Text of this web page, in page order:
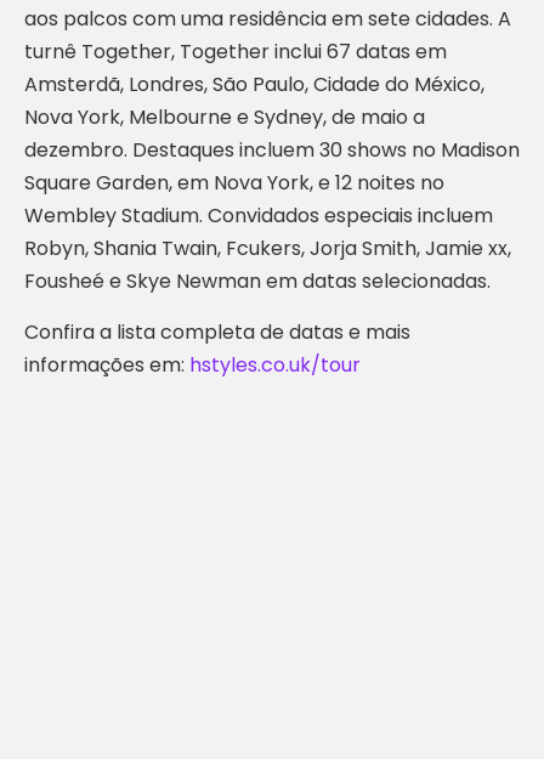
aos palcos com uma residência em sete cidades. A
turnê Together, Together inclui 67 datas em
Amsterdã, Londres, São Paulo, Cidade do México,
Nova York, Melbourne e Sydney, de maio a
dezembro. Destaques incluem 30 shows no Madison
Square Garden, em Nova York, e 12 noites no
Wembley Stadium. Convidados especiais incluem
Robyn, Shania Twain, Fcukers, Jorja Smith, Jamie xx,
Fousheé e Skye Newman em datas selecionadas.
Confira a lista completa de datas e mais
informações em: hstyles.co.uk/tour